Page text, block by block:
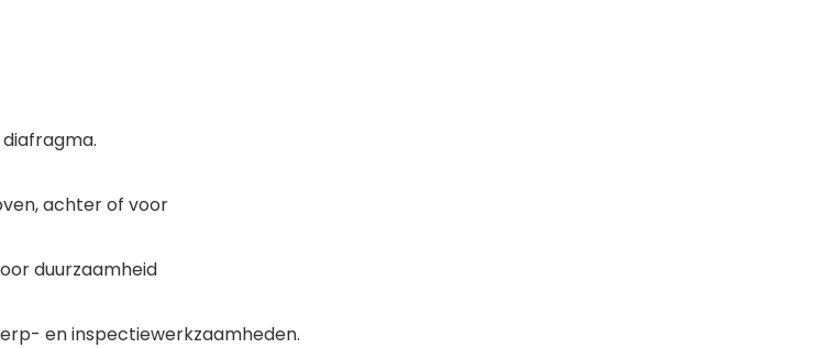
achter of voor
duurzaamheid
en inspectiewerkzaamheden.